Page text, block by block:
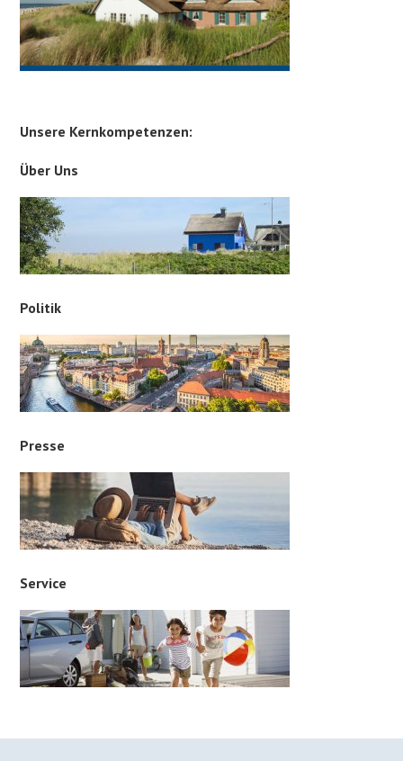
Unsere Kernkompetenzen:
Über Uns
Politik
Presse
Service